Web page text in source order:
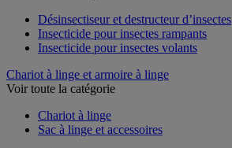
Désinsectiseur et destructeur d’insectes
Insecticide pour insectes rampants
Insecticide pour insectes volants
Chariot à linge et armoire à linge
Voir toute la catégorie
Chariot à linge
Sac à linge et accessoires